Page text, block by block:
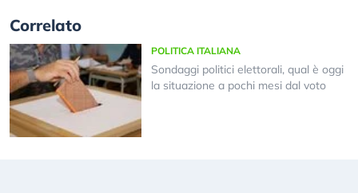
Correlato
POLITICA ITALIANA
Sondaggi politici elettorali, qual è oggi
la situazione a pochi mesi dal voto